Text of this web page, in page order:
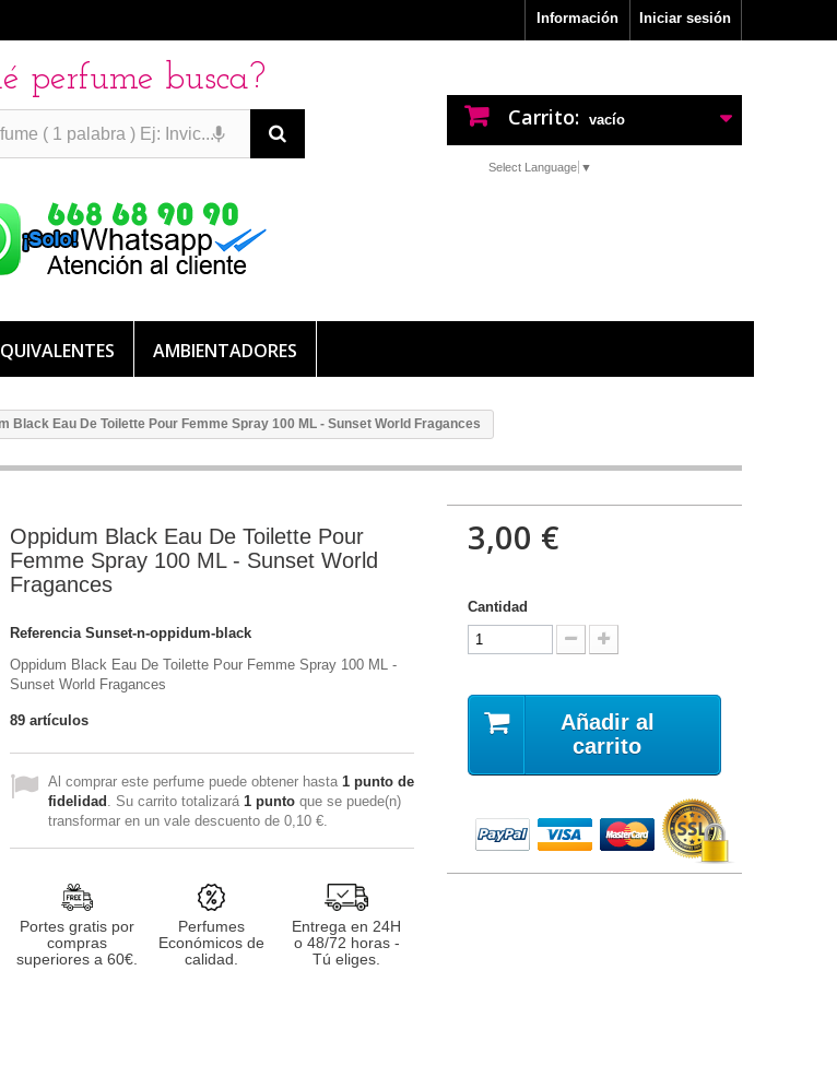
Iniciar sesión
Información
perfume busca?
Carrito: vacío
Select Language ▼
AMBIENTADORES
Black Eau De Toilette Pour Femme Spray 100 ML - Sunset World Fragances
Oppidum Black Eau De Toilette Pour
Femme Spray 100 ML - Sunset World
Fragances
Referencia Sunset-n-oppidum-black
Oppidum Black Eau De Toilette Pour Femme Spray 100 ML -
Sunset World Fragances
89 artículos
Al comprar este perfume puede obtener hasta 1 punto de
fidelidad . Su carrito totalizará 1 punto que se puede(n)
transformar en un vale descuento de 0,10 €.
Portes gratis por
compras
superiores a 60€.
Perfumes
Económicos de
calidad.
Entrega en 24H
o 48/72 horas -
Tú eliges.
3,00 €
Cantidad
Añadir al
carrito